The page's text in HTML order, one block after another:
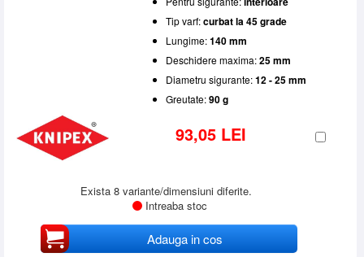
Tip varf:curbat la 45 grade
Lungime:140 mm
Deschidere maxima:25 mm
Diametru sigurante:12 - 25 mm
Greutate:90 g
93,05 LEI
Exista 8 variante/dimensiuni diferite.
Intreaba stoc
Adauga in cos